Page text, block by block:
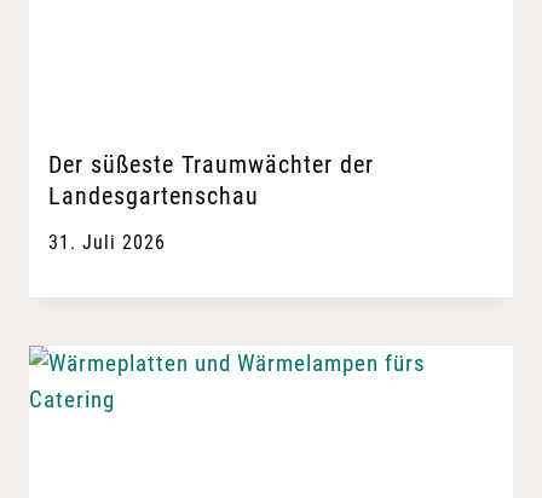
Der süßeste Traumwächter der
Landesgartenschau
31. Juli 2026